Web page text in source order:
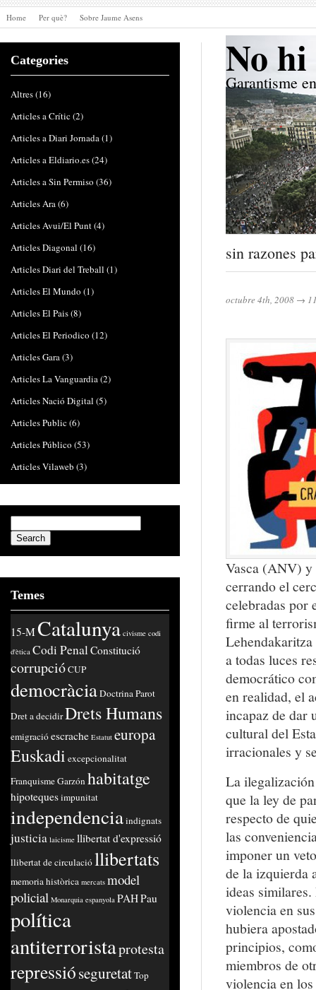
Home Per què? Sobre Jaume Asens
No
Garantisme
sin razones
octubre 4th, 2008 →
Vasca (ANV) y
cerrando el
celebradas por
firme al
a todas luces
democrático
en realidad, el
incapaz de dar
cultural del
irracionales y
La
que la ley de
respecto de
las
imponer un
de la izquierda
ideas
violencia en
hubiera
principios,
miembros de
violencia en
Categories
Altres(16)
Articles a Crític(2)
Articles a Diari Jornada(1)
Articles a Eldiario.es(24)
Articles a Sin Permiso (36)
Articles Ara(6)
Articles Avui/El Punt(4)
Articles Diagonal (16)
Articles Diari del Treball (1)
Articles El Mundo (1)
Articles El Pais(8)
Articles El Periodico (12)
Articles Gara(3)
Articles La Vanguardia(2)
Articles Nació Digital (5)
Articles Public(6)
Articles Público (53)
Articles Vilaweb (3)
Temes
15-MCatalunya civisme codi
d'ètica Codi PenalConstitució
corrupcióCUP
democràciaDoctrina Parot
Dret a decidirDrets Humans
emigracióescrache Estatut europa
Euskadi excepcionalitat
FranquismeGarzónhabitatge
hipotequesimpunitat
independenciaindignats
justicia laicisme llibertat d'expressió
llibertat de circulacióllibertats
memoria històrica mercats model
policial Monarquia espanyola PAHPau
política
antiterroristaprotesta
repressióseguretatTop